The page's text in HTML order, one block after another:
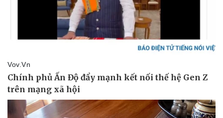
Lịch thi đấu bóng đá
Hậu trường
Ô tô - Xe máy
Ô tô
Xe máy
Tư vấn